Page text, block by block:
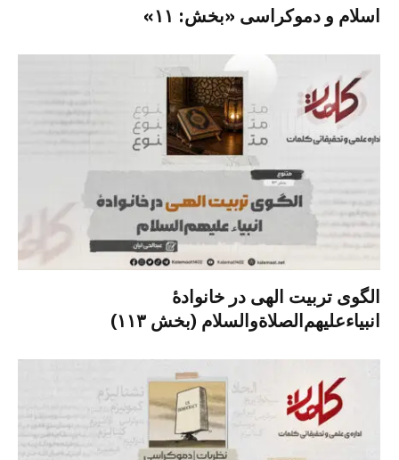
اسلام و دموکراسی «بخش: ۱۱»
الگوی تربیت الهی در خانوادۀ
انبیاءعلیهم‌الصلاةو‌السلام (بخش ۱۱۳)